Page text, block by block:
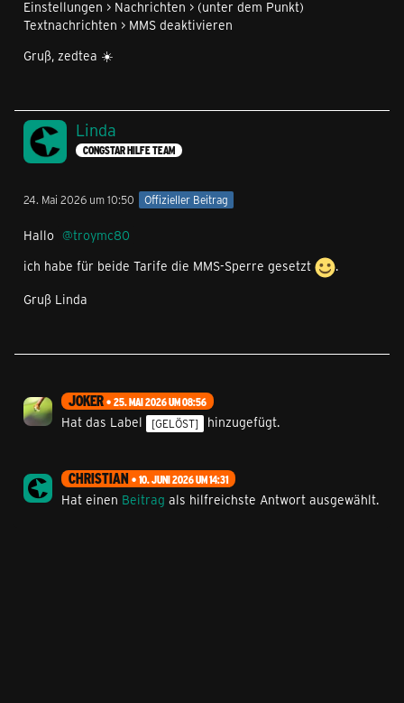
Einstellungen > Nachrichten > (unter dem Punkt)
Textnachrichten > MMS deaktivieren
Gruß, zedtea ☀️
Linda
CONGSTAR HILFE TEAM
24. Mai 2026 um 10:50 Offizieller Beitrag
Hallo
troymc80
ich habe für beide Tarife die MMS-Sperre gesetzt
.
Gruß Linda
JOKER 25. MAI 2026 UM 08:56
Hat das Label [GELÖST] hinzugefügt.
CHRISTIAN 10. JUNI 2026 UM 14:31
Hat einen Beitrag als hilfreichste Antwort ausgewählt.